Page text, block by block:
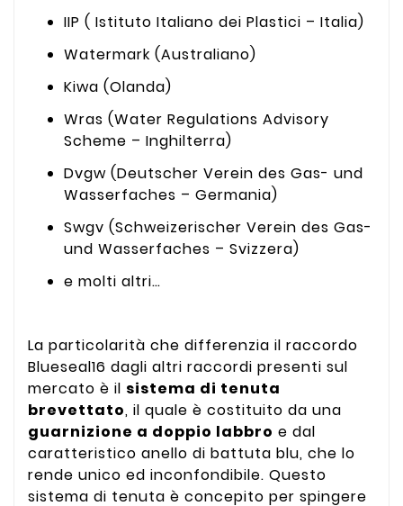
IIP ( Istituto Italiano dei Plastici – Italia)
Watermark (Australiano)
Kiwa (Olanda)
Wras (Water Regulations Advisory
Scheme – Inghilterra)
Dvgw (Deutscher Verein des Gas- und
Wasserfaches – Germania)
Swgv (Schweizerischer Verein des Gas-
und Wasserfaches – Svizzera)
e molti altri…
La particolarità che differenzia il raccordo
Blueseal16 dagli altri raccordi presenti sul
mercato è il sistema di tenuta
brevettato, il quale è costituito da una
guarnizione a doppio labbro e dal
caratteristico anello di battuta blu, che lo
rende unico ed inconfondibile. Questo
sistema di tenuta è concepito per spingere